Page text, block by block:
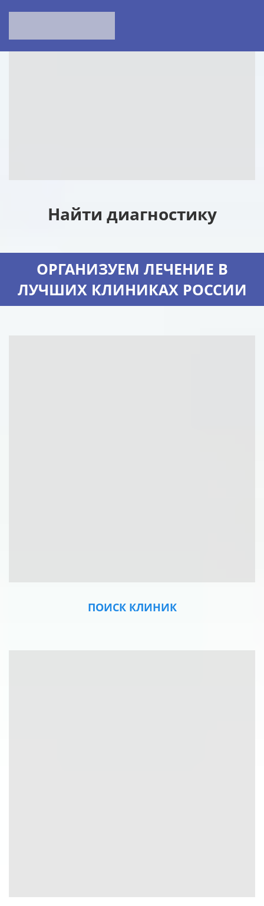
Найти диагностику
ОРГАНИЗУЕМ ЛЕЧЕНИЕ В
ЛУЧШИХ КЛИНИКАХ РОССИИ
ПОИСК КЛИНИК